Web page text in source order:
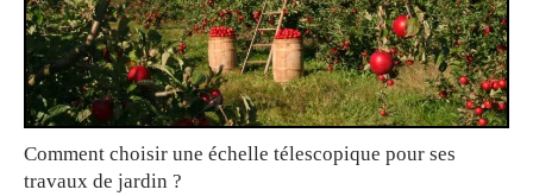
Comment choisir une échelle télescopique pour ses
travaux de jardin ?